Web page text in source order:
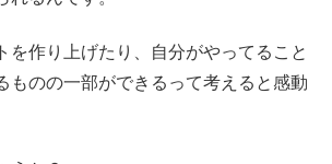
を作り上げたり、自分がやってること
ものの一部ができるって考えると感動